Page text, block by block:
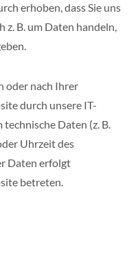
erhoben, dass Sie uns
z. B. um Daten handeln,
oder nach Ihrer
durch unsere IT-
technische Daten (z. B.
Uhrzeit des
Daten erfolgt
betreten.